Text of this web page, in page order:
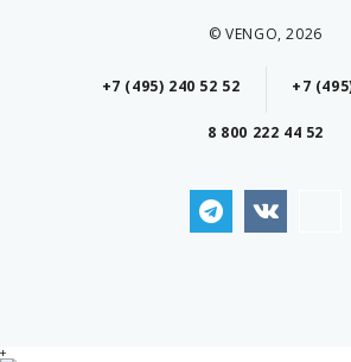
© VENGO, 2026
+7 (495) 240 52 52 +7
8 800 222 44 52
+